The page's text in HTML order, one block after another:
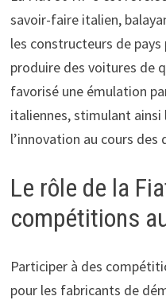
savoir-faire italien,
les constructeurs de
produire des voitures de
favorisé une émulation
italiennes, stimulant
l’innovation au cours des
Le rôle de la
compétitions
Participer à des
pour les fabricants de